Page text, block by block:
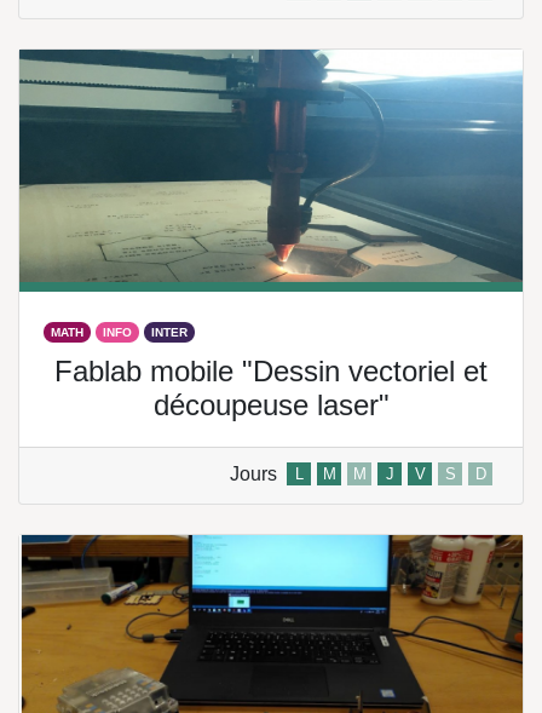
MATH INFO INTER
Fablab mobile "Dessin vectoriel et
découpeuse laser"
Jours L M M J V S D